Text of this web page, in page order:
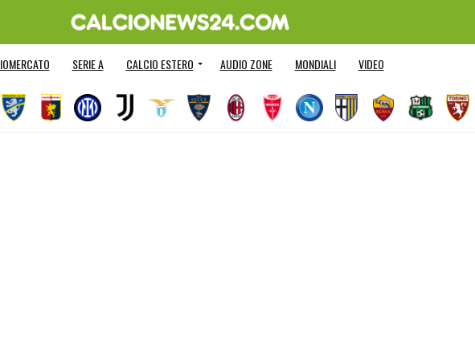
SERIE A CALCIO ESTERO AUDIO ZONE MONDIALI VIDEO